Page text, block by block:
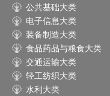
公共基础大类
电子信息大类
装备制造大类
食品药品与粮食大类
交通运输大类
轻工纺织大类
水利大类